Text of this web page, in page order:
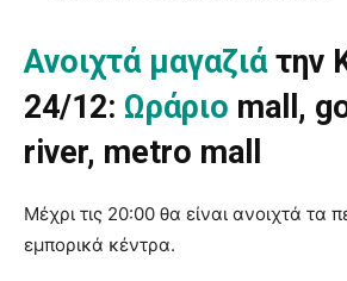
Ανοιχτά μαγαζιάτην
24/12: Ωράριο mall,
river, metro mall
Μέχρι τις 20:00 θα είναι ανοιχτά τα
εμπορικά κέντρα.